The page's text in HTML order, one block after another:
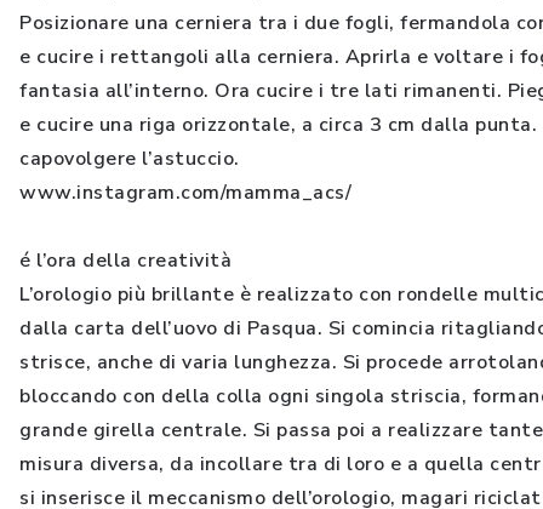
Posizionare una cerniera tra i due fogli, fermandola
e cucire i rettangoli alla cerniera. Aprirla e voltare i
fantasia all’interno. Ora cucire i tre lati rimanenti.
e cucire una riga orizzontale, a circa 3 cm dalla punta.
capovolgere l’astuccio.
www.instagram.com/mamma_acs/
é l’ora della creatività
L’orologio più brillante è realizzato con rondelle
dalla carta dell’uovo di Pasqua. Si comincia
strisce, anche di varia lunghezza. Si procede
bloccando con della colla ogni singola striscia,
grande girella centrale. Si passa poi a realizzare
misura diversa, da incollare tra di loro e a quella
si inserisce il meccanismo dell’orologio, magari